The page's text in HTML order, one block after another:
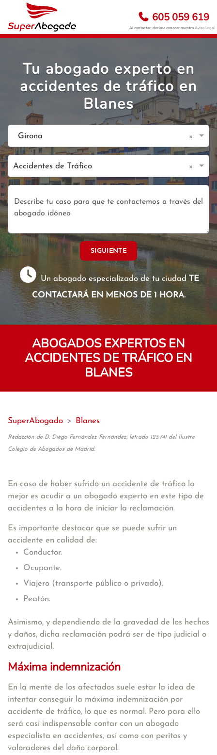
605 059 619
Al contactar, declara conocer nuestroAviso Legal
Tu abogado experto en
accidentes de tráfico en
Blanes
Girona ×
Accidentes de Tráfico ×
SIGUIENTE
Un abogado especializado de tu ciudad TE
CONTACTARÁ EN MENOS DE 1 HORA.
ABOGADOS EXPERTOS EN
ACCIDENTES DE TRÁFICO EN
BLANES
SuperAbogado > Blanes
Redacción de D. Diego Fernández Fernández, letrado 125.741 del Ilustre
Colegio de Abogados de Madrid.
En caso de haber sufrido un accidente de tráfico lo
mejor es acudir a un abogado experto en este tipo de
accidentes a la hora de iniciar la reclamación.
Es importante destacar que se puede sufrir un
accidente en calidad de:
Conductor.
Ocupante.
Viajero (transporte público o privado).
Peatón.
Asimismo, y dependiendo de la gravedad de los hechos
y daños, dicha reclamación podrá ser de tipo judicial o
extrajudicial.
Máxima indemnización
En la mente de los afectados suele estar la idea de
intentar conseguir la máxima indemnización por
accidente de tráfico, lo que es normal. Pero para ello
será casi indispensable contar con un abogado
especialista en accidentes, así como con peritos y
valoradores del daño corporal.